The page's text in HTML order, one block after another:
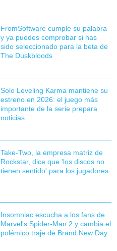
FromSoftware cumple su palabra
y ya puedes comprobar si has
sido seleccionado para la beta de
The Duskbloods
Solo Leveling Karma mantiene su
estreno en 2026: el juego más
importante de la serie prepara
noticias
Take-Two, la empresa matriz de
Rockstar, dice que 'los discos no
tienen sentido' para los jugadores
Insomniac escucha a los fans de
Marvel's Spider-Man 2 y cambia el
polémico traje de Brand New Day